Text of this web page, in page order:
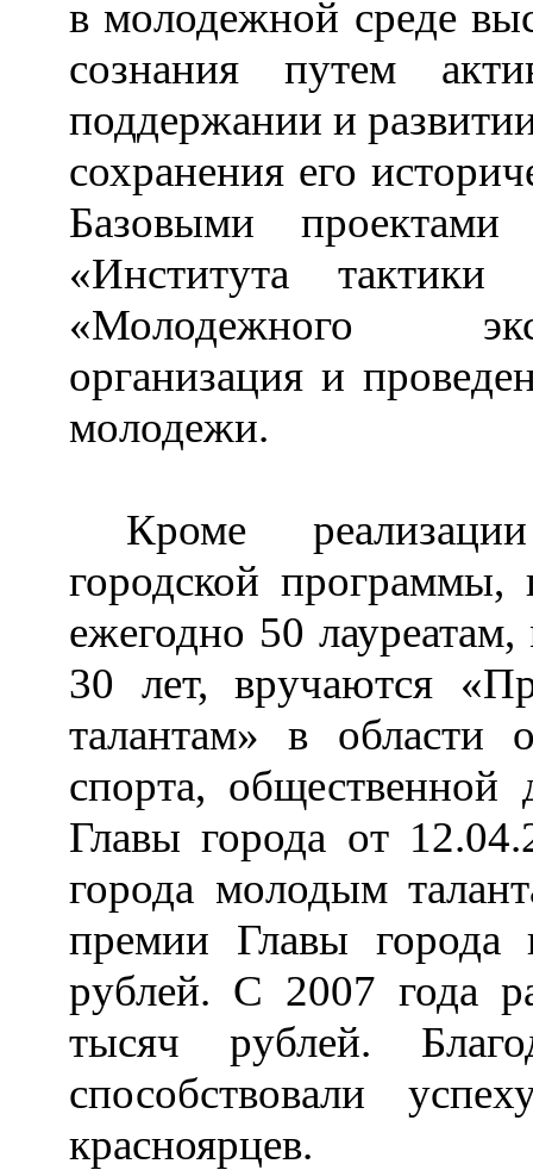
в молодежной среде
сознания путем
поддержании и
сохранения его
Базовыми
«Института
«Молодежного
организация и
молодежи.
Кроме
городской программы,
ежегодно 50
30 лет, вручаются
талантам» в области
спорта, общественной
Главы города от
города молодым
премии Главы
рублей. С 2007 года
тысяч рублей.
способствовали
красноярцев.